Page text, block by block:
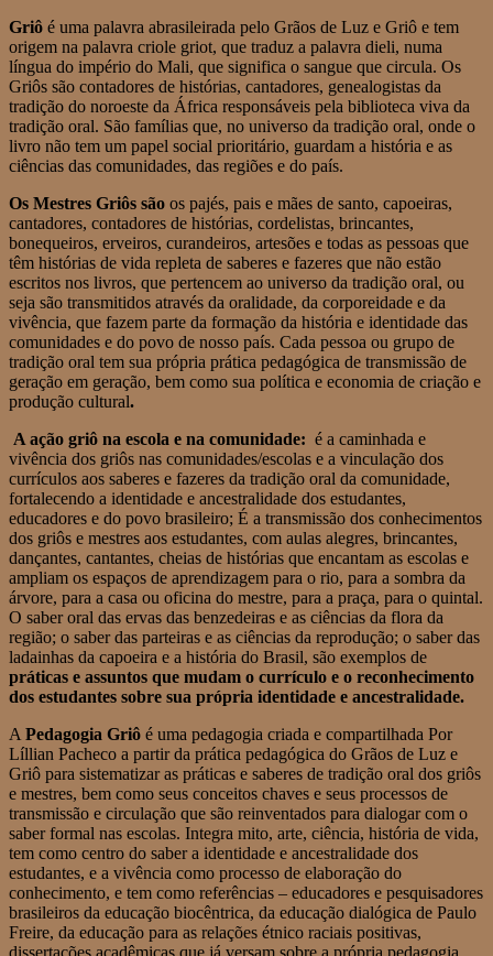
Griô é uma palavra abrasileirada pelo Grãos de Luz e Griô e tem
origem na palavra criole griot, que traduz a palavra dieli, numa
língua do império do Mali, que significa o sangue que circula. Os
Griôs são contadores de histórias, cantadores, genealogistas da
tradição do noroeste da África responsáveis pela biblioteca viva da
tradição oral. São famílias que, no universo da tradição oral, onde o
livro não tem um papel social prioritário, guardam a história e as
ciências das comunidades, das regiões e do país.
Os Mestres Griôs são os pajés, pais e mães de santo, capoeiras,
cantadores, contadores de histórias, cordelistas, brincantes,
bonequeiros, erveiros, curandeiros, artesões e todas as pessoas que
têm histórias de vida repleta de saberes e fazeres que não estão
escritos nos livros, que pertencem ao universo da tradição oral, ou
seja são transmitidos através da oralidade, da corporeidade e da
vivência, que fazem parte da formação da história e identidade das
comunidades e do povo de nosso país. Cada pessoa ou grupo de
tradição oral tem sua própria prática pedagógica de transmissão de
geração em geração, bem como sua política e economia de criação e
produção cultural.
A ação griô na escola e na comunidade: é a caminhada e
vivência dos griôs nas comunidades/escolas e a vinculação dos
currículos aos saberes e fazeres da tradição oral da comunidade,
fortalecendo a identidade e ancestralidade dos estudantes,
educadores e do povo brasileiro; É a transmissão dos conhecimentos
dos griôs e mestres aos estudantes, com aulas alegres, brincantes,
dançantes, cantantes, cheias de histórias que encantam as escolas e
ampliam os espaços de aprendizagem para o rio, para a sombra da
árvore, para a casa ou oficina do mestre, para a praça, para o quintal.
O saber oral das ervas das benzedeiras e as ciências da flora da
região; o saber das parteiras e as ciências da reprodução; o saber das
ladainhas da capoeira e a história do Brasil, são exemplos de
práticas e assuntos que mudam o currículo e o reconhecimento
dos estudantes sobre sua própria identidade e ancestralidade.
A Pedagogia Griô é uma pedagogia criada e compartilhada Por
Líllian Pacheco a partir da prática pedagógica do Grãos de Luz e
Griô para sistematizar as práticas e saberes de tradição oral dos griôs
e mestres, bem como seus conceitos chaves e seus processos de
transmissão e circulação que são reinventados para dialogar com o
saber formal nas escolas. Integra mito, arte, ciência, história de vida,
tem como centro do saber a identidade e ancestralidade dos
estudantes, e a vivência como processo de elaboração do
conhecimento, e tem como referências – educadores e pesquisadores
brasileiros da educação biocêntrica, da educação dialógica de Paulo
Freire, da educação para as relações étnico raciais positivas,
dissertações acadêmicas que já versam sobre a própria pedagogia